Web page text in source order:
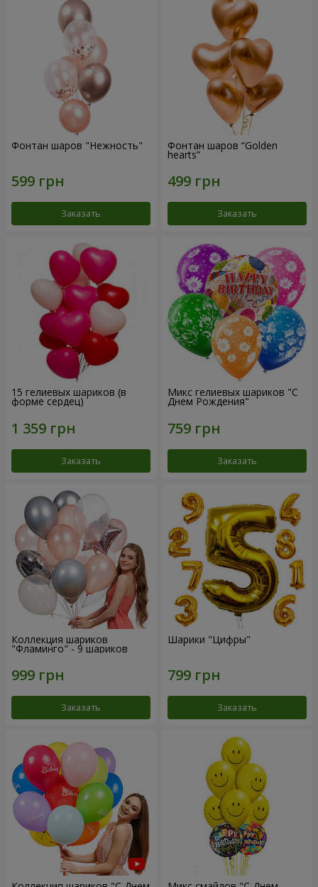
Фонтан шаров "Нежность"
Заказать
Фонтан шаров “Golden
hearts”
Заказать
15 гелиевых шариков (в
форме сердец)
Заказать
Микс гелиевых шариков "C
Днем Рождения"
Заказать
Коллекция шариков
"Фламинго" - 9 шариков
Заказать
Шарики "Цифры"
Заказать